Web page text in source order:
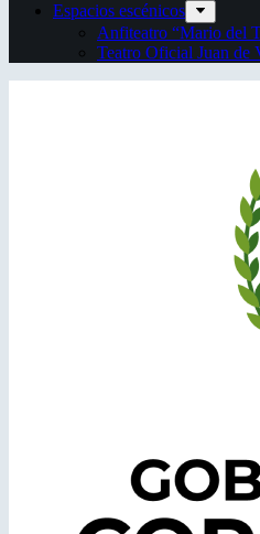
Espacios escénicos
Anfiteatro “Mario del
Teatro Oficial Juan de